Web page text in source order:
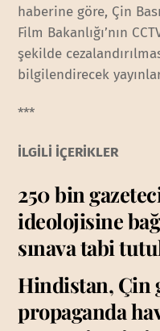
haberine göre, Çin
Film Bakanlığı’nın
şekilde
bilgilendirecek
***
İLGİLİ İÇERİKLER
250 bin
ideolojisine
sınava tabi
Hindistan, Çin
propaganda